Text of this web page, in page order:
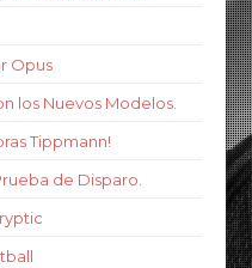
Opus
los Nuevos Modelos.
Tippmann!
de Disparo.